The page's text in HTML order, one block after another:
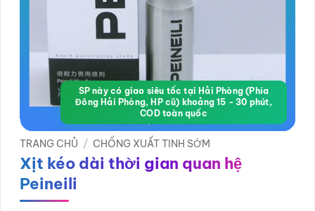
SP này có giao siêu tốc tại Hải Phòng (Phía
Đông Hải Phòng, HP cũ) khoảng 15 - 30 phút,
COD toàn quốc
TRANG CHỦ / CHỐNG XUẤT TINH SỚM
Xịt kéo dài thời gian quan hệ
Peineili